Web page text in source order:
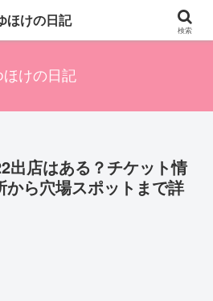
忘録です。興味のあることアレやコレ、色々
発信します。
ほけの日記
出店はある？チケット情
から穴場スポットまで詳
ほけの日記
検索